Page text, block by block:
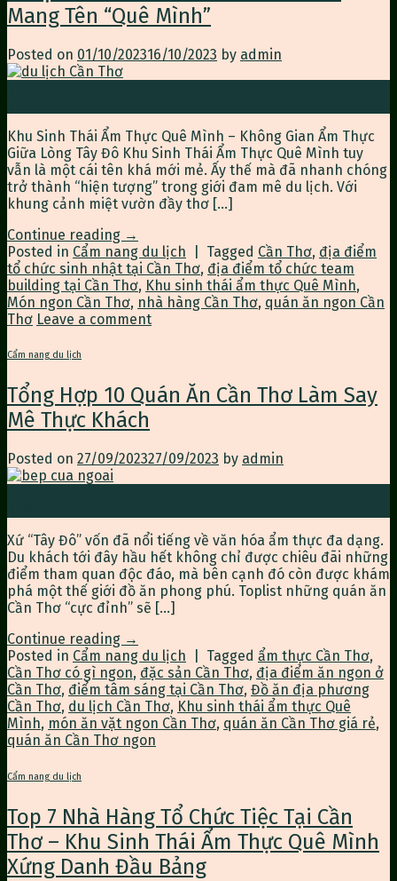
Mang Tên “Quê Mình”
Posted on 01/10/202316/10/2023 by admin
Khu Sinh Thái Ẩm Thực Quê Mình – Không Gian Ẩm Thực
Giữa Lòng Tây Đô Khu Sinh Thái Ẩm Thực Quê Mình tuy
vẫn là một cái tên khá mới mẻ. Ấy thế mà đã nhanh chóng
trở thành “hiện tượng” trong giới đam mê du lịch. Với
khung cảnh miệt vườn đầy thơ […]
Continue reading →
Posted in Cẩm nang du lịch Tagged Cần Thơ, địa điểm
tổ chức sinh nhật tại Cần Thơ, địa điểm tổ chức team
building tại Cần Thơ, Khu sinh thái ẩm thực Quê Mình,
Món ngon Cần Thơ, nhà hàng Cần Thơ, quán ăn ngon Cần
Thơ Leave a comment
Cẩm nang du lịch
Tổng Hợp 10 Quán Ăn Cần Thơ Làm Say
Mê Thực Khách
Posted on 27/09/202327/09/2023 by admin
Xứ “Tây Đô” vốn đã nổi tiếng về văn hóa ẩm thực đa dạng.
Du khách tới đây hầu hết không chỉ được chiêu đãi những
điểm tham quan độc đáo, mà bên cạnh đó còn được khám
phá một thế giới đồ ăn phong phú. Toplist những quán ăn
Cần Thơ “cực đỉnh” sẽ […]
Continue reading →
Posted in Cẩm nang du lịch Tagged ẩm thực Cần Thơ,
Cần Thơ có gì ngon, đặc sản Cần Thơ, địa điểm ăn ngon ở
Cần Thơ, điểm tâm sáng tại Cần Thơ, Đồ ăn địa phương
Cần Thơ, du lịch Cần Thơ, Khu sinh thái ẩm thực Quê
Mình, món ăn vặt ngon Cần Thơ, quán ăn Cần Thơ giá rẻ,
quán ăn Cần Thơ ngon
Cẩm nang du lịch
Top 7 Nhà Hàng Tổ Chức Tiệc Tại Cần
Thơ – Khu Sinh Thái Ẩm Thực Quê Mình
Xứng Danh Đầu Bảng